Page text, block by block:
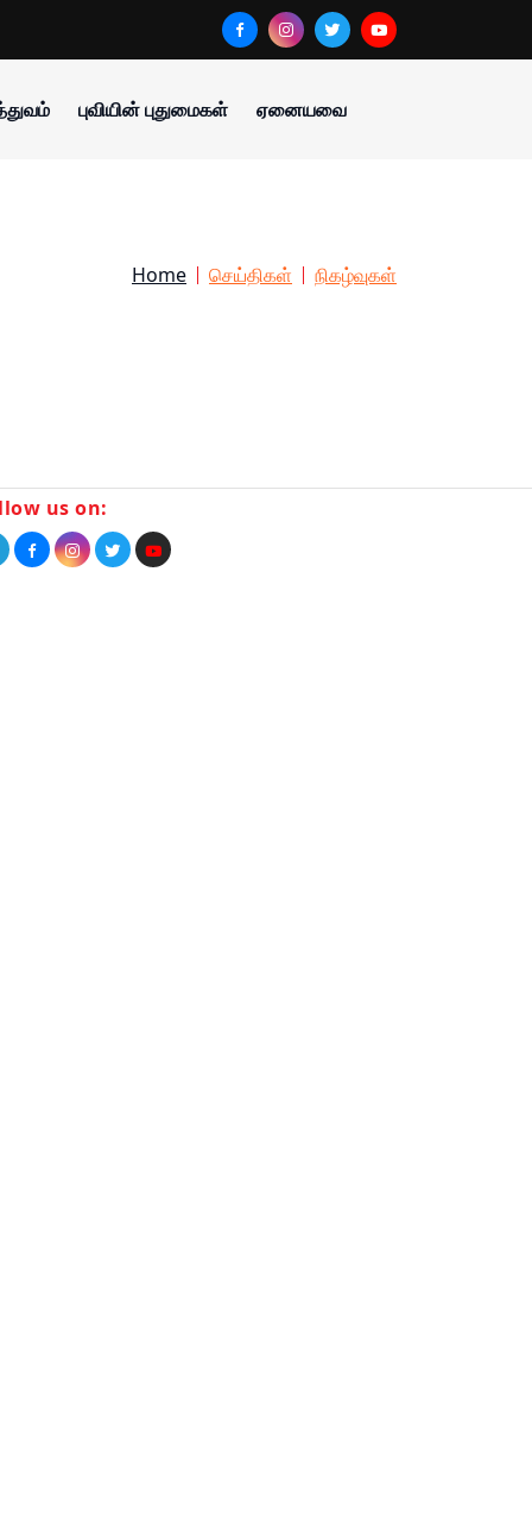
புவியின் புதுமைகள் ஏனையவை
Home செய்திகள் நிகழ்வுகள்
us on: